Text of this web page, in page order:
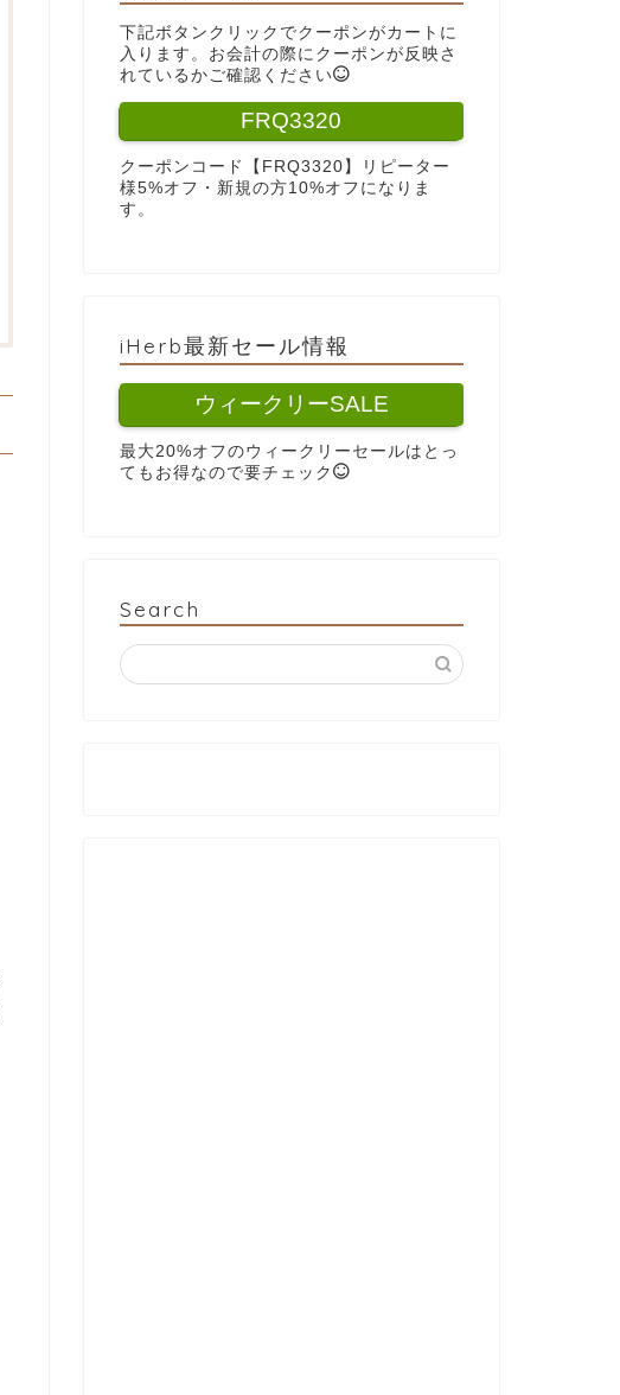
下記ボタンクリックでクーポンがカートに
入ります。お会計の際にクーポンが反映さ
れているかご確認ください
FRQ3320
クーポンコード【FRQ3320】リピーター
様5%オフ・新規の方10%オフになりま
す。
iHerb最新セール情報
ウィークリーSALE
最大20%オフのウィークリーセールはとっ
てもお得なので要チェック
Search